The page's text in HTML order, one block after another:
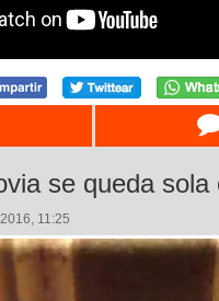
se queda sola
11:25